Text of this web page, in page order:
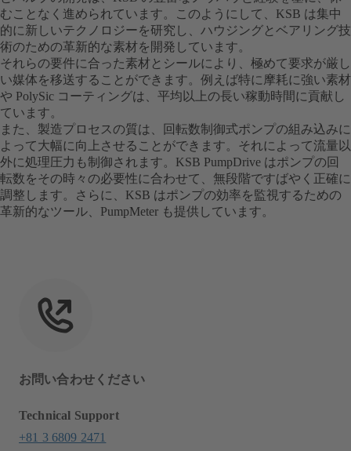
むことなく進められています。このようにして、KSB は集中
的に新しいテクノロジーを研究し、ハウジングとベアリング技
術のための革新的な素材を開発しています。
それらの要件に合った素材とシールにより、極めて要求が厳し
い媒体を移送することができます。例えば特に摩耗に強い素材
や PolySic コーティングは、平均以上の長い稼動時間に貢献し
ています。
また、製造プロセスの質は、回転数制御式ポンプの組み込みに
よって大幅に向上させることができます。それによって流量以
外に処理圧力も制御されます。KSB PumpDrive はポンプの回
転数をその時々の必要性に合わせて、無段階ですばやく正確に
調整します。さらに、KSB はポンプの効率を監視するための
革新的なツール、PumpMeter も提供しています。
お問い合わせください
Technical Support
+81 3 6809 2471